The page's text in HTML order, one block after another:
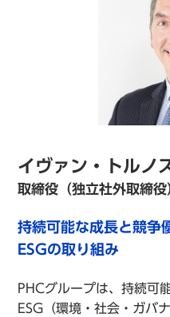
イヴァン・トルノ
取締役（独立社外取締役
持続可能な成長と競争
ESGの取り組み
PHCグループは、持続可
ESG（環境・社会・ガバ